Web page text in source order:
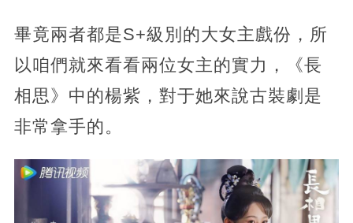
畢竟兩者都是S+級別的大女主戲份，所
以咱們就來看看兩位女主的實力，《長
相思》中的楊紫，對于她來說古裝劇是
非常拿手的。